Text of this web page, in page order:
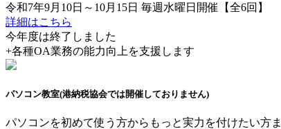
令和7年9月10日～10月15日 毎週水曜日開催【全6回】
詳細はこちら
今年度は終了しました
+各種OA業務の能力向上を支援します
パソコン教室(港納税協会では開催しておりません)
パソコンを初めて使う方からもっと実力を付けたい方